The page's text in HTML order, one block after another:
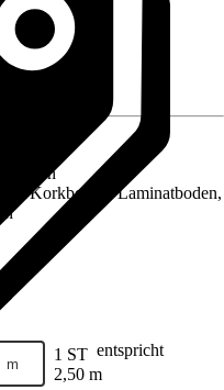
Korkboden, Laminatboden,
m 1 ST entspricht
2,50 m